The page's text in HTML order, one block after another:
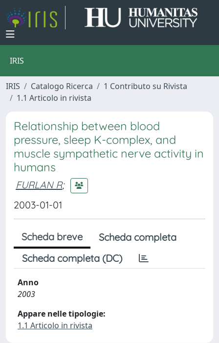
IRIS
IRIS Catalogo Ricerca
1 Contributo su Rivista
1.1 Articolo in rivista
Relationship between blood
pressure, sleep K-complex, and
muscle sympathetic nerve activity in
humans
FURLAN R;
2003-01-01
Scheda breve
Scheda completa
Scheda completa (DC)
Anno
2003
Appare nelle tipologie:
1.1 Articolo in rivista